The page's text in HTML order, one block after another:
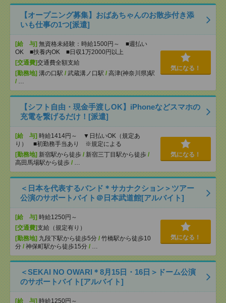
【オープニング募集】おばあちゃんのお散歩付き添
いも仕事の1つ[派遣]
[給 与] 無資格未経験：時給1500円～ ■週払い
OK ■扶養内OK ■日収1万2000円以上
[交通費]交通費全額支給
[勤務地] 溝の口駅 / 武蔵溝ノ口駅 / 高津(神奈川県)駅
/ …
気になる！
【シフト自由・現金手渡しOK】iPhoneなどスマホの
充電を繋げるだけ！[派遣]
[給 与] 時給1414円～ ▼日払いOK（規定あ
り） ■初勤務手当あり ※規定による
[勤務地] 新宿駅から徒歩 / 新宿三丁目駅から徒歩 /
高田馬場駅から徒歩 / …
気になる！
＜日本を代表するバンド＊サカナクション＞ツアー
公演のサポートバイト＠日本武道館[アルバイト]
[給 与] 時給1250円～
[交通費]支給（規定有り）
[勤務地] 九段下駅から徒歩5分 / 竹橋駅から徒歩10
分 / 神保町駅から徒歩15分 / …
気になる！
＜SEKAI NO OWARI＊8月15日・16日＞ドーム公演
のサポートバイト[アルバイト]
[給 与] 時給1250円～